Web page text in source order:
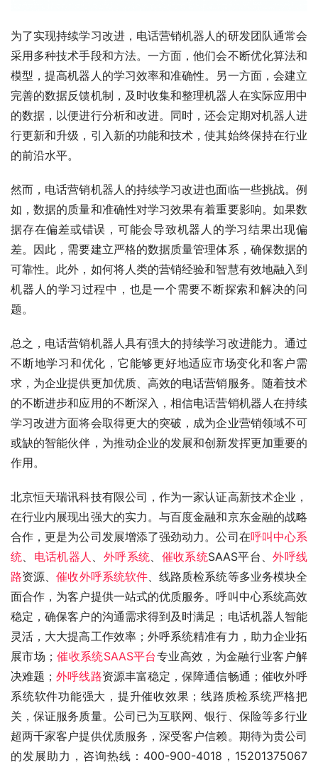
为了实现持续学习改进，电话营销机器人的研发团队通常会
采用多种技术手段和方法。一方面，他们会不断优化算法和
模型，提高机器人的学习效率和准确性。另一方面，会建立
完善的数据反馈机制，及时收集和整理机器人在实际应用中
的数据，以便进行分析和改进。同时，还会定期对机器人进
行更新和升级，引入新的功能和技术，使其始终保持在行业
的前沿水平。
然而，电话营销机器人的持续学习改进也面临一些挑战。例
如，数据的质量和准确性对学习效果有着重要影响。如果数
据存在偏差或错误，可能会导致机器人的学习结果出现偏
差。因此，需要建立严格的数据质量管理体系，确保数据的
可靠性。此外，如何将人类的营销经验和智慧有效地融入到
机器人的学习过程中，也是一个需要不断探索和解决的问
题。
总之，电话营销机器人具有强大的持续学习改进能力。通过
不断地学习和优化，它能够更好地适应市场变化和客户需
求，为企业提供更加优质、高效的电话营销服务。随着技术
的不断进步和应用的不断深入，相信电话营销机器人在持续
学习改进方面将会取得更大的突破，成为企业营销领域不可
或缺的智能伙伴，为推动企业的发展和创新发挥更加重要的
作用。
北京恒天瑞讯科技有限公司，作为一家认证高新技术企业，
在行业内展现出强大的实力。与百度金融和京东金融的战略
合作，更是为公司发展增添了强劲动力。公司在呼叫中心系
统、 电话机器人 、 外呼系统、 催收系统SAAS平台、外呼线
路资源、催收外呼系统软件、线路质检系统等多业务模块全
面合作，为客户提供一站式的优质服务。呼叫中心系统高效
稳定，确保客户的沟通需求得到及时满足；电话机器人智能
灵活，大大提高工作效率；外呼系统精准有力，助力企业拓
展市场；催收系统SAAS平台专业高效，为金融行业客户解
决难题；外呼线路资源丰富稳定，保障通信畅通；催收外呼
系统软件功能强大，提升催收效果；线路质检系统严格把
关，保证服务质量。公司已为互联网、银行、保险等多行业
超两千家客户提供优质服务，深受客户信赖。期待为贵公司
的发展助力，咨询热线：400-900-4018，15201375067